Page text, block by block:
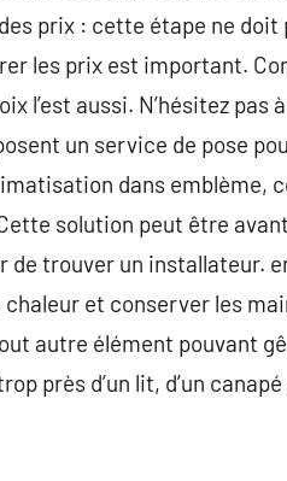
prix : cette étape ne
les prix est important.
l’est aussi. N’hésitez pas
un service de pose
dans emblème,
solution peut être
de trouver un installateur.
et conserver les
autre élément pouvant
près d’un lit, d’un